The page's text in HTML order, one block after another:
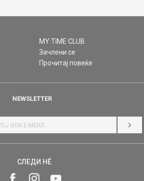
MY:TIME CLUB
Зачлени се
Прочитај повеќе
NEWSLETTER
СЛЕДИ НÉ